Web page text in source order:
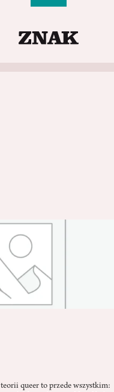
queer to przede wszystkim: